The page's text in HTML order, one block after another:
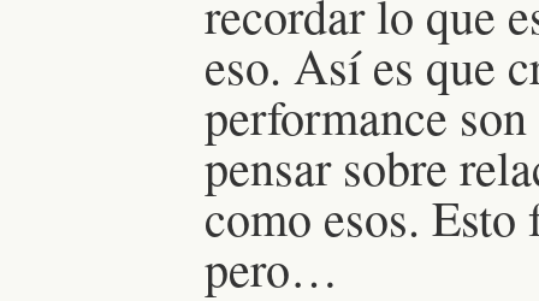
recordar lo que
eso. Así es que
performance
pensar sobre
como esos. Esto
pero…